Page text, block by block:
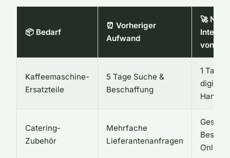
📦 Bedarf
⏰ Vorheriger
Aufwand
🚀 Nach
von
Kaffeemaschine-
Ersatzteile
5 Tage Suche &
Beschaffung
1 Tag
Handel
Catering-
Zubehör
Mehrfache
Lieferantenanfragen
Online-